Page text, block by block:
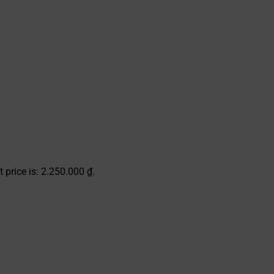
price is: 2.250.000 ₫.